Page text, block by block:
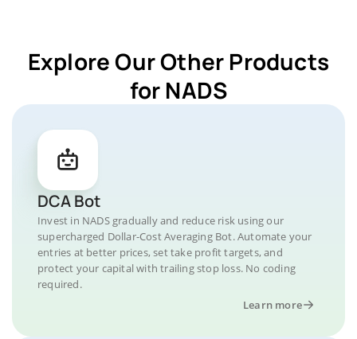
Explore Our Other Products
for NADS
DCA Bot
Invest in NADS gradually and reduce risk using our
supercharged Dollar-Cost Averaging Bot. Automate your
entries at better prices, set take profit targets, and
protect your capital with trailing stop loss. No coding
required.
Learn more